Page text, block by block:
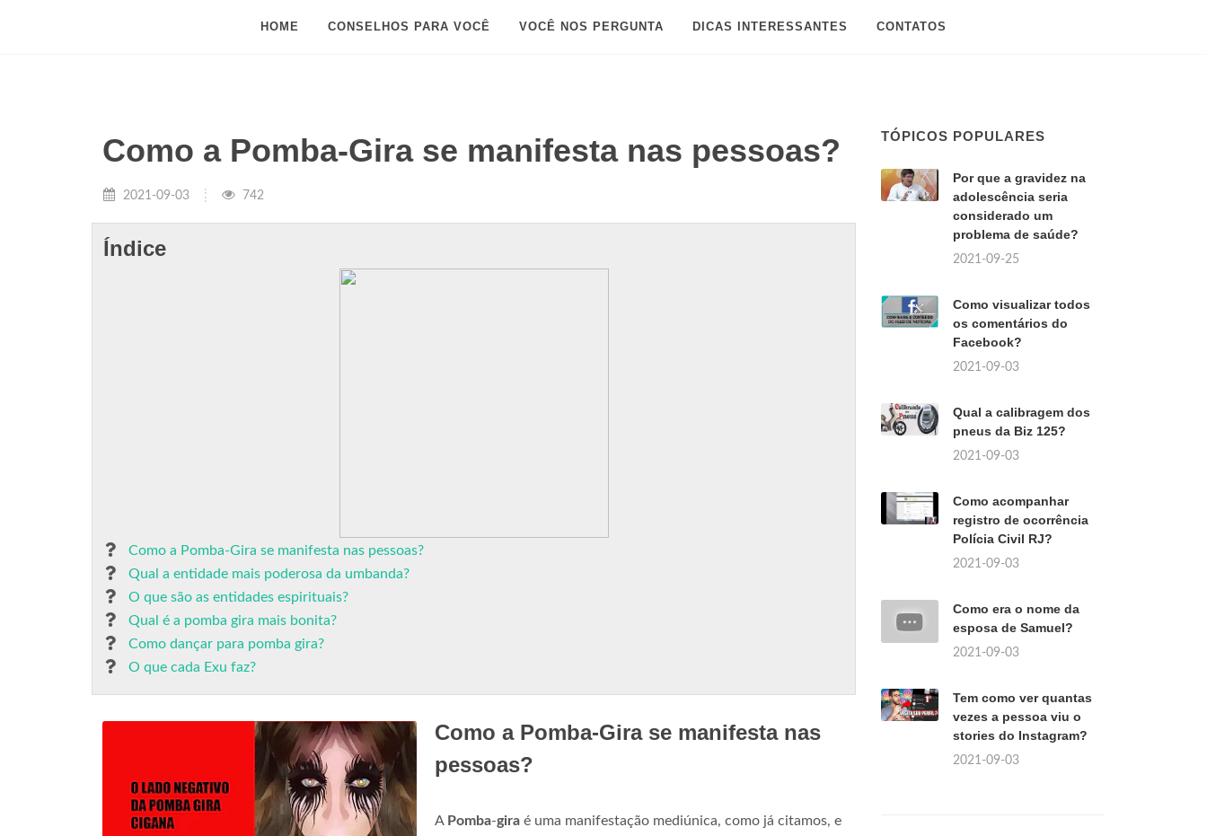
HOME CONSELHOS PARA VOCÊ VOCÊ NOS PERGUNTA DICAS INTERESSANTES CONTATOS
Como a Pomba-Gira se manifesta nas pessoas?
2021-09-03 742
Índice
Como a Pomba-Gira se manifesta nas pessoas?
Qual a entidade mais poderosa da umbanda?
O que são as entidades espirituais?
Qual é a pomba gira mais bonita?
Como dançar para pomba gira?
O que cada Exu faz?
Como a Pomba-Gira se manifesta nas
pessoas?
A Pomba-gira é uma manifestação mediúnica, como já citamos, e
TÓPICOS POPULARES
Por que a gravidez na
adolescência seria
considerado um
problema de saúde?
2021-09-25
Como visualizar todos
os comentários do
Facebook?
2021-09-03
Qual a calibragem dos
pneus da Biz 125?
2021-09-03
Como acompanhar
registro de ocorrência
Polícia Civil RJ?
2021-09-03
Como era o nome da
esposa de Samuel?
2021-09-03
Tem como ver quantas
vezes a pessoa viu o
stories do Instagram?
2021-09-03